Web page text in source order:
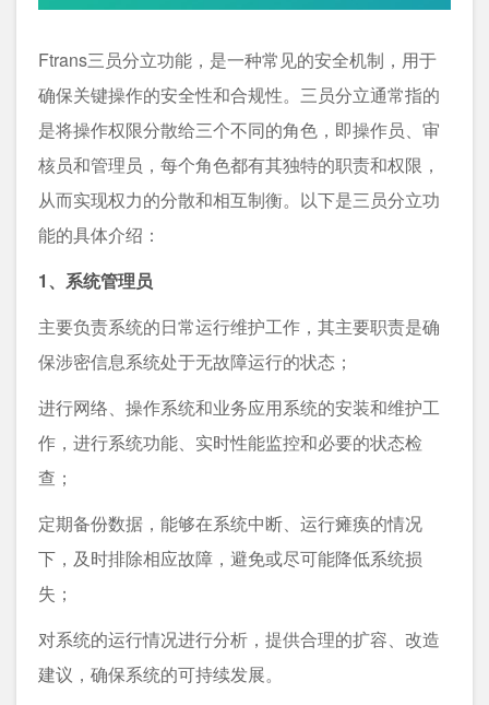
Ftrans三员分立功能，是一种常见的安全机制，用于
确保关键操作的安全性和合规性。三员分立通常指的
是将操作权限分散给三个不同的角色，即操作员、审
核员和管理员，每个角色都有其独特的职责和权限，
从而实现权力的分散和相互制衡。以下是三员分立功
能的具体介绍：
1、系统管理员
主要负责系统的日常运行维护工作，其主要职责是确
保涉密信息系统处于无故障运行的状态；
进行网络、操作系统和业务应用系统的安装和维护工
作，进行系统功能、实时性能监控和必要的状态检
查；
定期备份数据，能够在系统中断、运行瘫痪的情况
下，及时排除相应故障，避免或尽可能降低系统损
失；
对系统的运行情况进行分析，提供合理的扩容、改造
建议，确保系统的可持续发展。